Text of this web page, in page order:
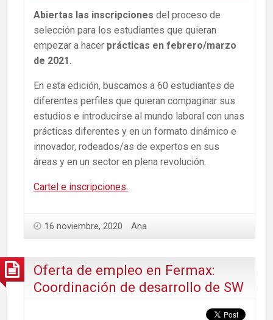
Abiertas las inscripciones del proceso de
selección para los estudiantes que quieran
empezar a hacer prácticas en febrero/marzo
de 2021.
En esta edición, buscamos a 60 estudiantes de
diferentes perfiles que quieran compaginar sus
estudios e introducirse al mundo laboral con unas
prácticas diferentes y en un formato dinámico e
innovador, rodeados/as de expertos en sus
áreas y en un sector en plena revolución.
Cartel e inscripciones.
16 noviembre, 2020 Ana
Oferta de empleo en Fermax:
Coordinación de desarrollo de SW